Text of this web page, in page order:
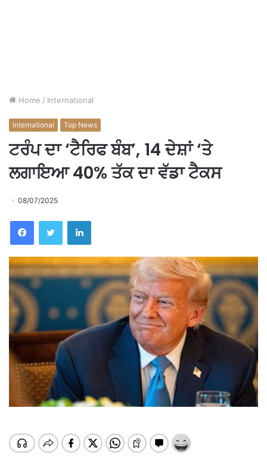
Home / International
International Top News
ਟਰੰਪ ਦਾ ‘ਟੈਰਿਫ ਬੰਬ’, 14 ਦੇਸ਼ਾਂ ‘ਤੇ
ਲਗਾਇਆ 40% ਤੱਕ ਦਾ ਵੱਡਾ ਟੈਕਸ
08/07/2025